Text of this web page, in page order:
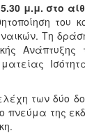
μ.μ. στο
του
Τη
των δύο
της